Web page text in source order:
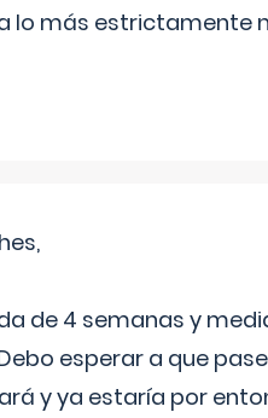
lo más estrictamente
de 4 semanas y
esperar a que
y ya estaría por